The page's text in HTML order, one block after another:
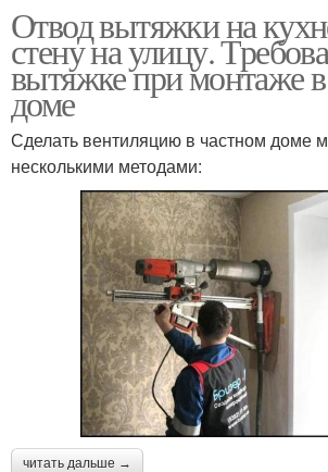
Отвод вытяжки на
стену на улицу.
вытяжке при монтаже
доме
Сделать вентиляцию в частном доме
несколькими методами:
читать дальше →